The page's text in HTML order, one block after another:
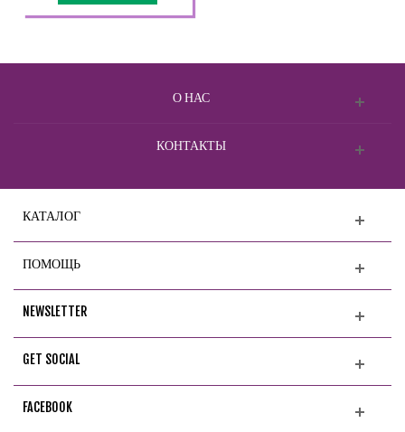
О НАС
КОНТАКТЫ
КАТАЛОГ
ПОМОЩЬ
NEWSLETTER
GET SOCIAL
FACEBOOK